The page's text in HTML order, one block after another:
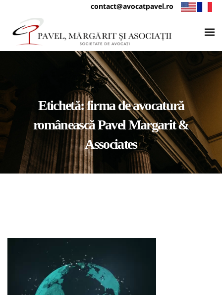
contact@avocatpavel.ro
Etichetă:firma de avocatură
românească Pavel Margarit &
Associates